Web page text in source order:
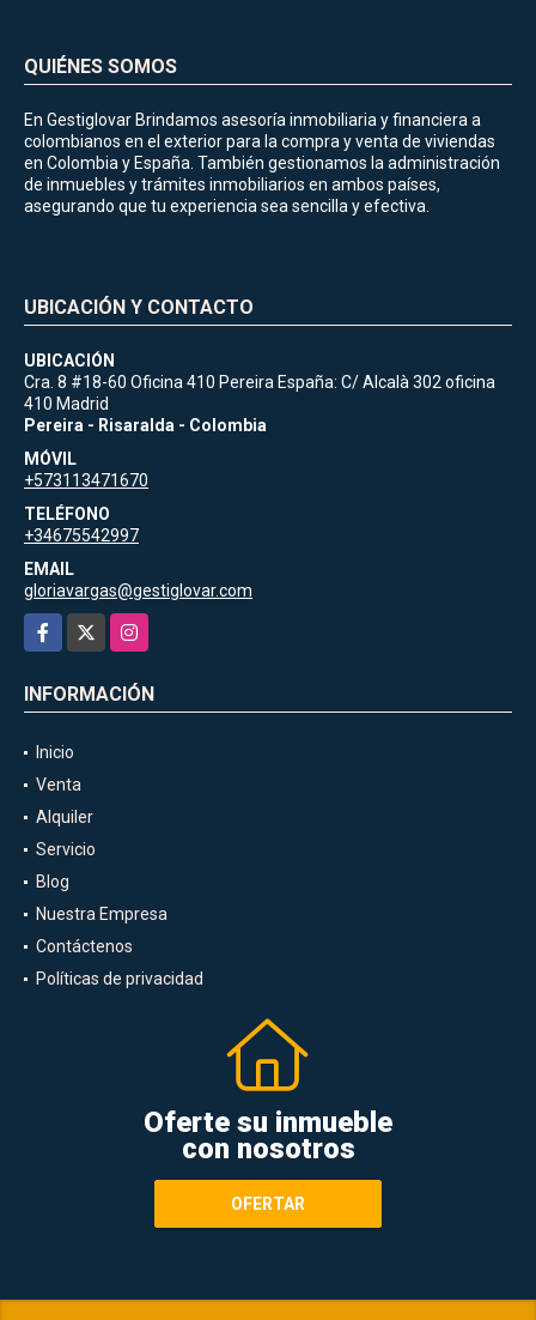
QUIÉNES SOMOS
En Gestiglovar Brindamos asesoría inmobiliaria y financiera a
colombianos en el exterior para la compra y venta de viviendas
en Colombia y España. También gestionamos la administración
de inmuebles y trámites inmobiliarios en ambos países,
asegurando que tu experiencia sea sencilla y efectiva.
UBICACIÓN Y CONTACTO
UBICACIÓN
Cra. 8 #18-60 Oficina 410 Pereira España: C/ Alcalà 302 oficina
410 Madrid
Pereira - Risaralda - Colombia
MÓVIL
+573113471670
TELÉFONO
+34675542997
EMAIL
gloriavargas@gestiglovar.com
Facebook
Instagram
INFORMACIÓN
Inicio
Venta
Alquiler
Servicio
Blog
Nuestra Empresa
Contáctenos
Políticas de privacidad
Oferte su inmueble
con nosotros
OFERTAR